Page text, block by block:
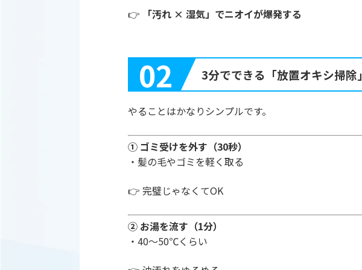
👉 「汚れ × 湿気」でニオイが爆発する
02 3分でできる「放置オキシ掃除」
やることはかなりシンプルです。
① ゴミ受けを外す（30秒）
・髪の毛やゴミを軽く取る
👉 完璧じゃなくてOK
② お湯を流す（1分）
・40〜50℃くらい